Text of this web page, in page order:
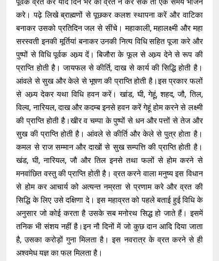
करे। पढ़े लिखे ब्राह्मणों से पूछकर कलश स्थापना करें और वाटिका
बनाकर उसको प्रतिदिन जल से सींचे। महाकाली, महालक्ष्मी और महा
सरस्वती इनकी मूर्तियां बनाकर उनकी नित्य विधि सहित पूजा करे और
पुष्पों से विधि पूर्वक अध्र्य दें। बिजौरा के फूल से अध्र्य देने से रूप की
प्राप्ति होती है। जायफल से कीर्ति, दाख से कार्य की सिद्धि होती है।
आंवले से सुख और केले से भूषण की प्राप्ति होती है।इस प्रकार फलों
से अध्र्य देकर यथा विधि हवन करें। खांड, घी, गेहूं, शहद, जौ, तिल,
विल्व, नारियल, दाख और कदम्ब इनसे हवन करें गेहूं होम करने से लक्ष्मी
की प्राप्ति होती है।खीर व चम्पा के पुष्पों से धन और पत्तों से तेज और
सुख की प्राप्ति होती है। आंवले से कीर्ति और केले से पुत्र होता है।
कमल से राज सम्मान और दाखों से सुख सम्पत्ति की प्राप्ति होती है।
खंड, घी, नारियल, जौ और तिल इनसे तथा फलों से होम करने से
मनवांछित वस्तु की प्राप्ति होती है। व्रत करने वाला मनुष्य इस विधान
से होम कर आचार्य को अत्यन्त नम्रता से प्रणाम करे और व्रत की
सिद्धि के लिए उसे दक्षिणा दे। इस महाव्रत को पहले बताई हुई विधि के
अनुसार जो कोई करता है उसके सब मनोरथ सिद्ध हो जाते हैं। इसमें
तनिक भी संशय नहीं है।इन नौ दिनों में जो कुछ दान आदि दिया जाता
है, उसका करोड़ों गुना मिलता है। इस नवरात्र के व्रत करने से ही
अश्वमेध यज्ञ का फल मिलता है।